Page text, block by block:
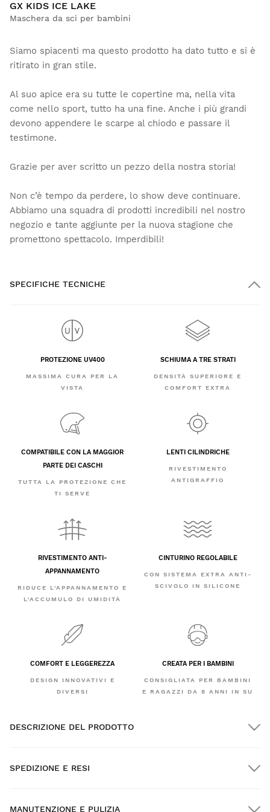
GX KIDS ICE LAKE
Maschera da sci per bambini
Siamo spiacenti ma questo prodotto ha dato tutto e si è
ritirato in gran stile.
Al suo apice era su tutte le copertine ma, nella vita
come nello sport, tutto ha una fine. Anche i più grandi
devono appendere le scarpe al chiodo e passare il
testimone.
Grazie per aver scritto un pezzo della nostra storia!
Non c’è tempo da perdere, lo show deve continuare.
Abbiamo una squadra di prodotti incredibili nel nostro
negozio e tante aggiunte per la nuova stagione che
promettono spettacolo. Imperdibili!
SPECIFICHE TECNICHE
PROTEZIONE UV400
MASSIMA CURA PER LA
VISTA
SCHIUMA A TRE STRATI
DENSITÀ SUPERIORE E
COMFORT EXTRA
COMPATIBILE CON LA MAGGIOR
PARTE DEI CASCHI
TUTTA LA PROTEZIONE CHE
TI SERVE
LENTI CILINDRICHE
RIVESTIMENTO
ANTIGRAFFIO
RIVESTIMENTO ANTI-
APPANNAMENTO
RIDUCE L'APPANNAMENTO E
L'ACCUMULO DI UMIDITÀ
CINTURINO REGOLABILE
CON SISTEMA EXTRA ANTI-
SCIVOLO IN SILICONE
COMFORT E LEGGEREZZA
DESIGN INNOVATIVI E
DIVERSI
CREATA PER I BAMBINI
CONSIGLIATA PER BAMBINI
E RAGAZZI DA 8 ANNI IN SU
DESCRIZIONE DEL PRODOTTO
SPEDIZIONE E RESI
MANUTENZIONE E PULIZIA